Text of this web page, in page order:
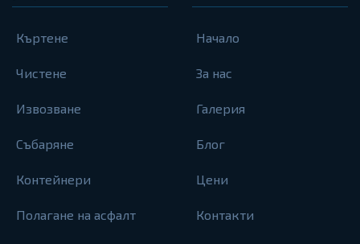
Къртене
Чистене
Извозване
Събаряне
Контейнери
Полагане на асфалт
Начало
За нас
Галерия
Блог
Цени
Контакти